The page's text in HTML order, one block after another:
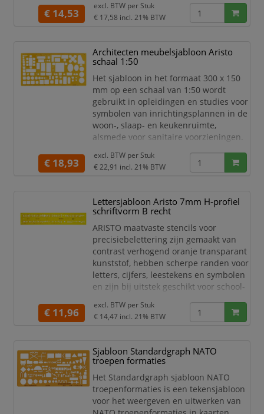
verschillende afmetingen. Het sjabloon
is gemaakt van contrast versterkt
voorzien van inktnoppen. Het sjabloon
is geschikt voor inktpennen van 0,35
€ 14,53
excl. BTW per Stuk
€ 17,58 incl. 21% BTW
Architecten meubelsjabloon Aristo
schaal 1:50
Het sjabloon in het formaat 300 x 150
mm op een schaal van 1:50 wordt
gebruikt in opleidingen en studies voor
symbolen van inrichtingsplannen in de
woon-, slaap- en keukenruimte,
alsmede voor sanitaire voorzieningen.
versterkt oranje transparant kunststof
en voorzien van inktnoppen. Hij is
en fijnkorrelige potloden van 0,5 mm
en voldoet aan de DIN 18011-norm en
€ 18,93
excl. BTW per Stuk
€ 22,91 incl. 21% BTW
Lettersjabloon Aristo 7mm H-profiel
schriftvorm B recht
ARISTO maatvaste stencils voor
precisiebelettering zijn gemaakt van
contrast verhogend oranje transparant
kunststof, hebben scherpe randen voor
letters, cijfers, leestekens en symbolen
en zijn bij uitstek geschikt voor school-
profiel sjabloon type B in het formaat
225 x 45 mm, voorzien van randstroken
inktpennen en voldoet aan de normen
ISO 3098/1 en DIN 6776 en aan de
normen v
€ 11,96
excl. BTW per Stuk
€ 14,47 incl. 21% BTW
Sjabloon Standardgraph NATO
troepen formaties
Het Standardgraph sjabloon NATO
troepenformaties is een tekensjabloon
voor het weergeven en uitwerken van